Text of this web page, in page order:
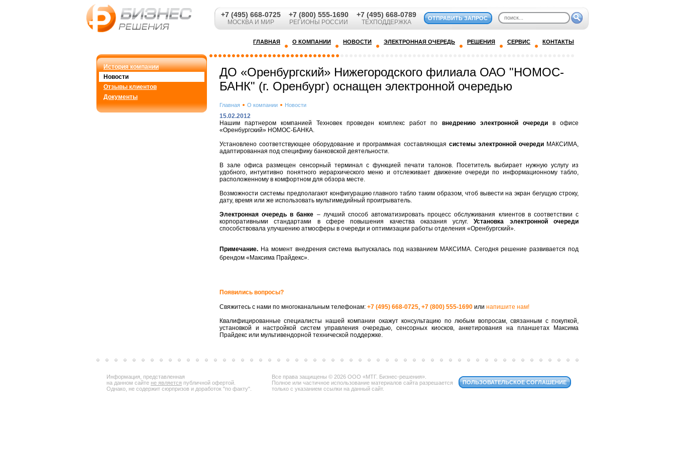
+7 (495) 668-0725
МОСКВА И МИР
+7 (800) 555-1690
РЕГИОНЫ РОССИИ
+7 (495) 668-0789
ТЕХПОДДЕРЖКА
ОТПРАВИТЬ ЗАПРОС
ГЛАВНАЯ О КОМПАНИИ НОВОСТИ ЭЛЕКТРОННАЯ ОЧЕРЕДЬ РЕШЕНИЯ СЕРВИС КОНТАКТЫ
История компании
Новости
Отзывы клиентов
Документы
ДО «Оренбургский» Нижегородского филиала ОАО "НОМОС-
БАНК" (г. Оренбург) оснащен электронной очередью
Главная О компании Новости
15.02.2012
Нашим партнером компанией Техновек проведен комплекс работ повнедрению электронной очереди в офисе
«Оренбургский» НОМОС-БАНКА.
Установлено соответствующее оборудование и программная составляющая системы электронной очереди МАКСИМА,
адаптированная под специфику банковской деятельности.
В зале офиса размещен сенсорный терминал с функцией печати талонов. Посетитель выбирает нужную услугу из
удобного, интуитивно понятного иерархического меню и отслеживает движение очереди по информационному табло,
расположенному в комфортном для обзора месте.
Возможности системы предполагают конфигурацию главного табло таким образом, чтоб вывести на экран бегущую строку,
дату, время или же использовать мультимедийный проигрыватель.
Электронная очередь в банке – лучший способ автоматизировать процесс обслуживания клиентов в соответствии с
корпоративными стандартами в сфере повышения качества оказания услуг.Установка электронной очереди
способствовала улучшению атмосферы в очереди и оптимизации работы отделения «Оренбургский».
Примечание. На момент внедрения система выпускалась под названием МАКСИМА. Сегодня решение развивается под
брендом «Максима Прайдекс».
Появились вопросы?
Свяжитесь с нами по многоканальным телефонам: +7 (495) 668-0725, +7 (800) 555-1690 или напишите нам!
Квалифицированные специалисты нашей компании окажут консультацию по любым вопросам, связанным с покупкой,
установкой и настройкой систем управления очередью, сенсорных киосков, анкетирования на планшетах Максима
Прайдекс или мультивендорной технической поддержке.
Информация, представленная
на данном сайте не является публичной офертой.
Однако, не содержит сюрпризов и доработок "по факту".
Все права защищены © 2026 ООО «МТГ. Бизнес-решения».
Полное или частичное использование материалов сайта разрешается
только с указанием ссылки на данный сайт.
ПОЛЬЗОВАТЕЛЬСКОЕ СОГЛАШЕНИЕ